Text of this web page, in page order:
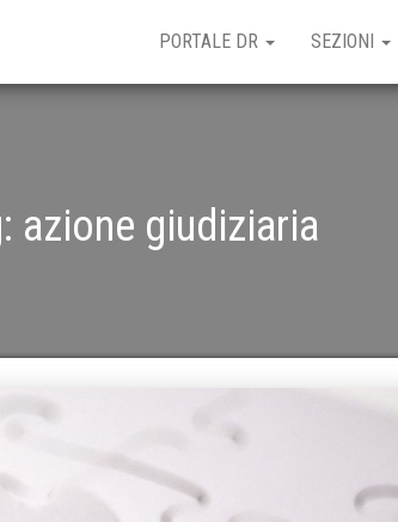
PORTALE DR SEZIONI
azione giudiziaria